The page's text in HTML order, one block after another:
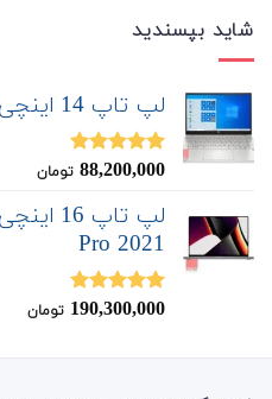
شاید بپسندید
لپ تاپ 14 اینچی HP مدل Pavilion 14-dv2
نمره5.00
88,200,000 تومان
Pro 2021
نمره5.00
190,300,000 تومان